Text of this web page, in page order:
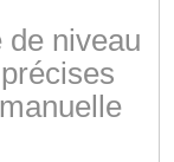
de niveau